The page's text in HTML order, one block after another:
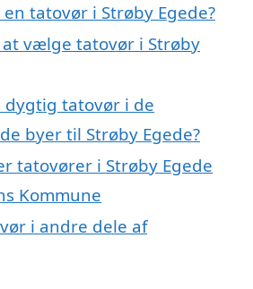
tatovør i Strøby Egede?
at vælge tatovør i Strøby
dygtig tatovør i de
byer til Strøby Egede?
tatovører i Strøby Egede
Kommune
i andre dele af